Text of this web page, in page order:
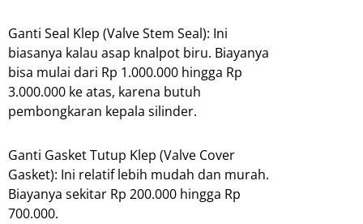
Ganti Seal Klep (Valve Stem Seal): Ini
biasanya kalau asap knalpot biru. Biayanya
bisa mulai dari Rp 1.000.000 hingga Rp
3.000.000 ke atas, karena butuh
pembongkaran kepala silinder.
Ganti Gasket Tutup Klep (Valve Cover
Gasket): Ini relatif lebih mudah dan murah.
Biayanya sekitar Rp 200.000 hingga Rp
700.000.